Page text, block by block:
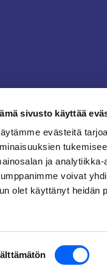
sivusto käyttää
evästeitä
ja
voivat
olet käyttänyt heidän
Taivalkoski